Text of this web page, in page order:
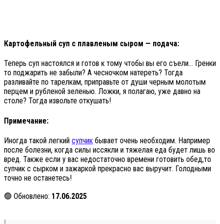
Картофельный суп с плавленым сыром — подача:
Теперь суп настоялся и готов к тому чтобы вы его съели… Гренки
то поджарить не забыли? А чесночком натереть? Тогда
разливайте по тарелкам, приправьте от души черным молотым
перцем и рубленой зеленью. Ложки, я полагаю, уже давно на
столе? Тогда извольте откушать!
Примечание:
Иногда такой легкий супчик бывает очень необходим. Например
после болезни, когда силы иссякли и тяжелая еда будет лишь во
вред. Также если у вас недостаточно времени готовить обед,то
супчик с сырком и зажаркой прекрасно вас выручит. Голодными
точно не останетесь!
🟢 Обновлено: 17.06.2025